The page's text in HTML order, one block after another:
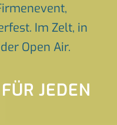
Im Zelt, in
Open Air.
JEDEN